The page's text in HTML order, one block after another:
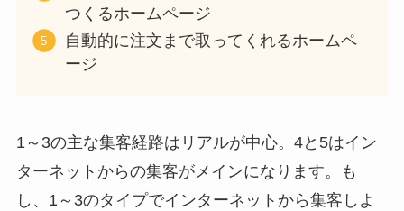
つくるホームページ
自動的に注文まで取ってくれるホームペ
ージ
1～3の主な集客経路はリアルが中心。4と5はイン
ターネットからの集客がメインになります。も
し、1～3のタイプでインターネットから集客しよ